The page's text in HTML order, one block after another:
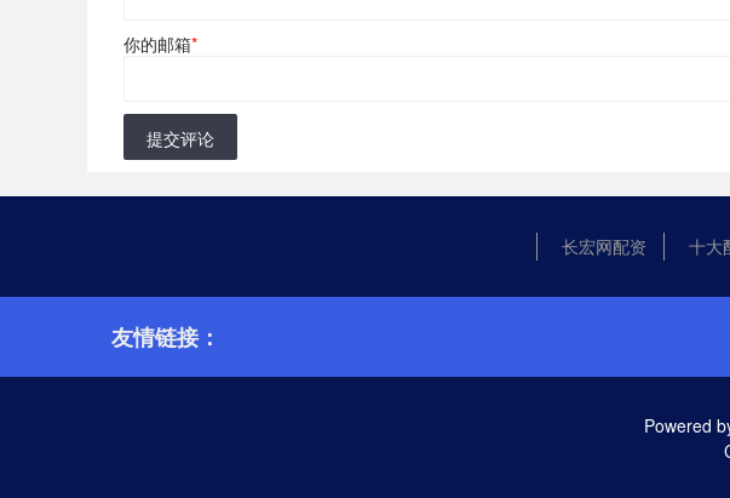
你的邮箱*
提交评论
长宏网配资 十大
友情链接：
Powered